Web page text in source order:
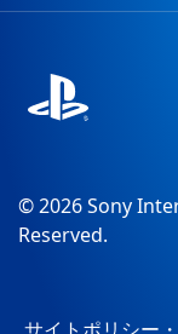
© 2026 Sony
Reserved.